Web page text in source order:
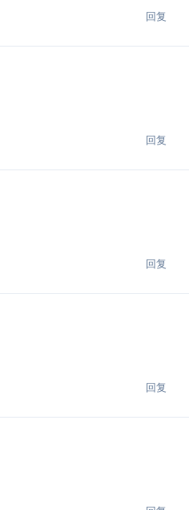
回复
回复
回复
回复